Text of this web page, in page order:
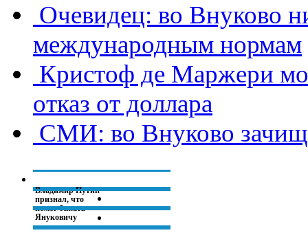
Очевидец: во Внуково
международным нормам
Кристоф де Маржери
отказ от доллара
СМИ: во Внуково
Владимир Путин
признал, что
помог бежать
Януковичу